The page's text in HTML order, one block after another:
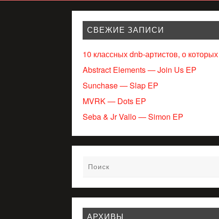
СВЕЖИЕ ЗАПИСИ
10 классных dnb-артистов, о
Abstract Elements — Join Us EP
Sunchase — Slap EP
MVRK — Dots EP
Seba & Jr Vallo — Simon EP
АРХИВЫ